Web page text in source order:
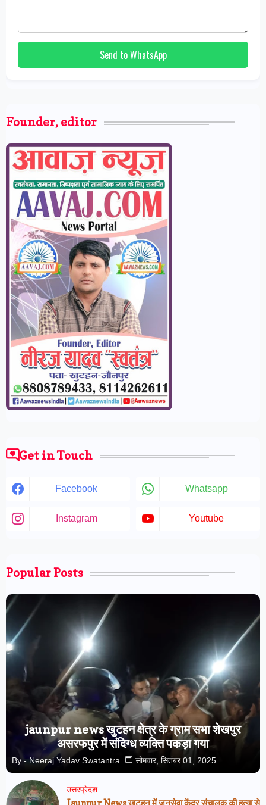
Send to WhatsApp
Founder, editor
Get in Touch
Facebook Whatsapp
Instagram Youtube
Popular Posts
jaunpur news खुटहन क्षेत्र के ग्राम सभा शेखपुर
असरफपुर में संदिग्ध व्यक्ति पकड़ा गया
By - Neeraj Yadav Swatantra सोमवार, सितंबर 01, 2025
उत्तरप्रेदश